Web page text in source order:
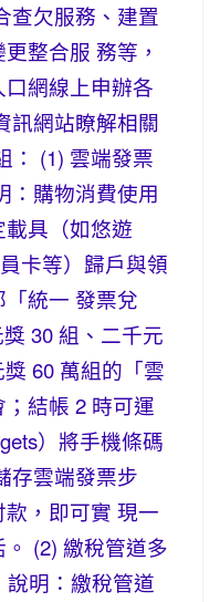
查欠服務、建置
整合服 務等，
網線上申辦各
訊網站瞭解相關
： (1) 雲端發票
：購物消費使用
具（如悠遊
卡等）歸戶與領
統一 發票兌
30 組、二千元
60 萬組的「雲
結帳 2 時可運
）將手機條碼
存雲端發票步
，即可實 現一
(2) 繳稅管道多
明：繳稅管道